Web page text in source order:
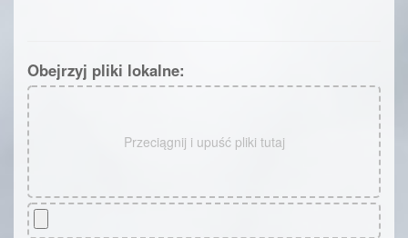
Obejrzyj pliki lokalne:
Przeciągnij i upuść pliki tutaj